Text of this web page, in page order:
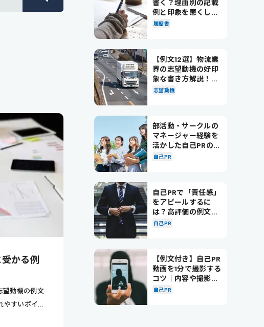
受かる例
望動機の例文
すいポイン
書く？理由別の記載
例と印象を悪くしな
い書き方を解説
履歴書
【例文12選】物流業
界の志望動機の好印
象な書き方解説！パ
ターン別の例文も紹
志望動機
部活動・サークルの
マネージャー経験を
活かした自己PRの書
き方を徹底解説！
自己PR
自己PRで「責任感」
をアピールするに
は？高評価の例文も
紹介！
自己PR
【例文付き】自己PR
動画を1分で撮影する
コツ｜内容や撮影の
ポイントも解説
自己PR